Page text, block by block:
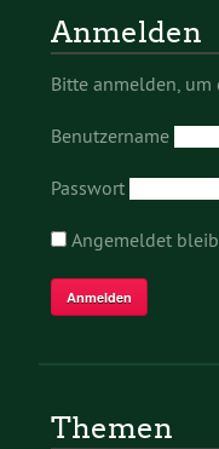
Anmelden
Bitte anmelden, um
Benutzername
Passwort
Angemeldet
Themen